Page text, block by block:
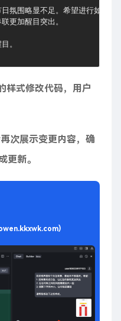
氛围略显不足。希望进行如下调
更加醒目突出。
。
样式修改代码，用户
次展示变更内容，确
更新。